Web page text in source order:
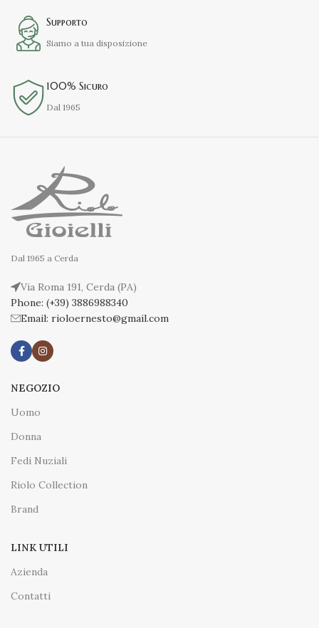
Supporto
Siamo a tua disposizione
100% Sicuro
Dal 1965
Dal 1965 a Cerda
Via Roma 191, Cerda (PA)
Phone: (+39) 3886988340
Email: rioloernesto@gmail.com
NEGOZIO
Uomo
Donna
Fedi Nuziali
Riolo Collection
Brand
LINK UTILI
Azienda
Contatti